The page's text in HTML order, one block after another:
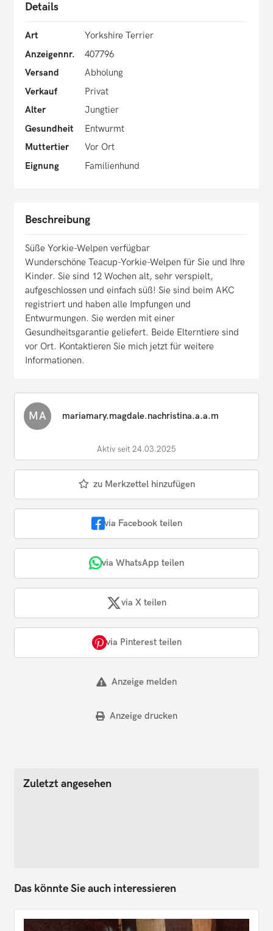
Details
Art
Yorkshire Terrier
Anzeigennr.
407796
Versand
Abholung
Verkauf
Privat
Alter
Jungtier
Gesundheit
Entwurmt
Muttertier
Vor Ort
Eignung
Familienhund
Beschreibung
Süße Yorkie-Welpen verfügbar
Wunderschöne Teacup-Yorkie-Welpen für Sie und Ihre
Kinder. Sie sind 12 Wochen alt, sehr verspielt,
aufgeschlossen und einfach süß! Sie sind beim AKC
registriert und haben alle Impfungen und
Entwurmungen. Sie werden mit einer
Gesundheitsgarantie geliefert. Beide Elterntiere sind
vor Ort. Kontaktieren Sie mich jetzt für weitere
Informationen.
MA mariamary.magdale.nachristina.a.a.m
Aktiv seit 24.03.2025
zu Merkzettel hinzufügen
via Facebook teilen
via WhatsApp teilen
via X teilen
via Pinterest teilen
Anzeige melden
Anzeige drucken
Zuletzt angesehen
Das könnte Sie auch interessieren